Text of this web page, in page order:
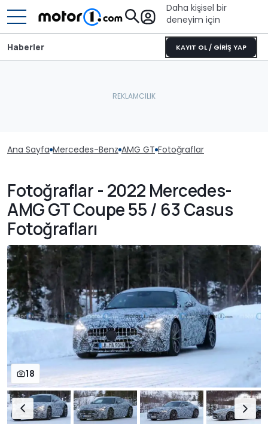
Daha kişisel bir
deneyim için
KAYIT OL / GİRİŞ YAP
Haberler
Ana Sayfa Mercedes-Benz AMG GT Fotoğraflar
Fotoğraflar - 2022 Mercedes-
AMG GT Coupe 55 / 63 Casus
Fotoğrafları
18